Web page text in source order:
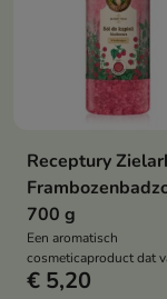
Receptury
700 g
Een aromatisch
cosmeticaproduct dat
dagelijkse bad een
€ 5,20